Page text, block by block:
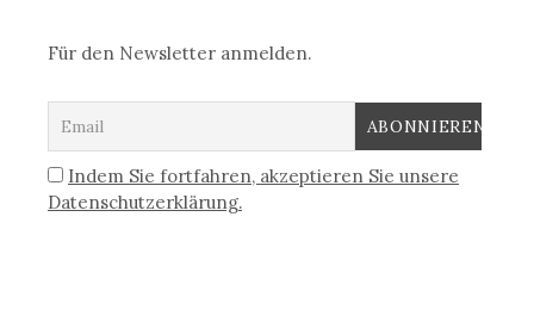
Für den Newsletter anmelden.
Indem Sie fortfahren, akzeptieren Sie unsere
Datenschutzerklärung.